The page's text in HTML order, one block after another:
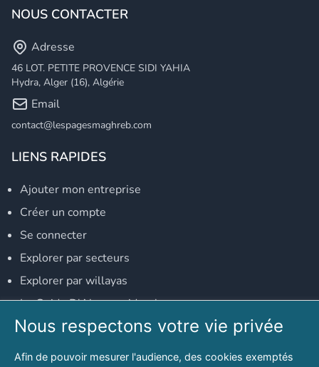
NOUS CONTACTER
Adresse
46 LOT. PETITE PROVENCE SIDI YAHIA
Hydra, Alger (16), Algérie
Email
contact@lespagesmaghreb.com
LIENS RAPIDES
Ajouter mon entreprise
Créer un compte
Se connecter
Explorer par secteurs
Explorer par willayas
Le Guide D'Alger, guide-alger.com
NOS RÉSEAUX SOCIAUX
Notre page Facebook
Nous respectons votre vie privée
Afin de pouvoir mesurer l'audience, des cookies exemptés